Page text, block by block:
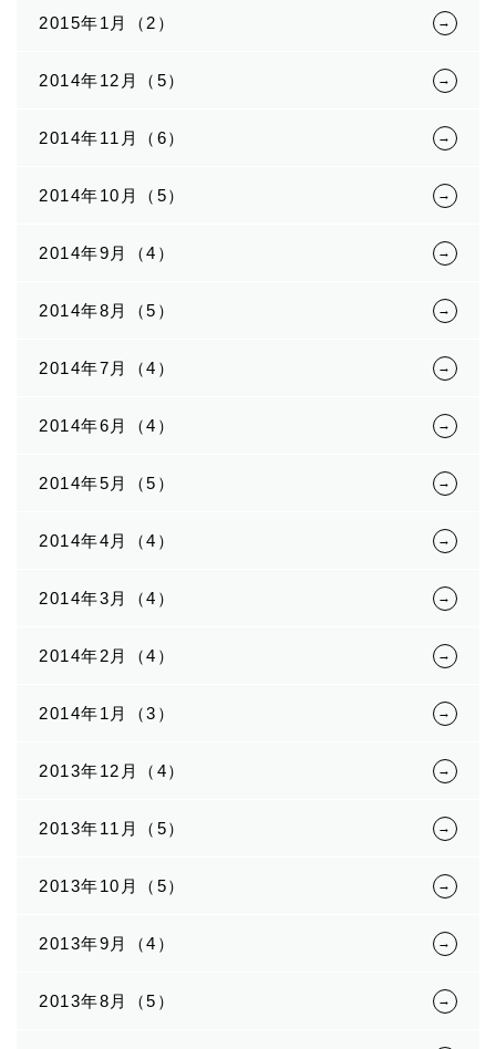
2015年1月（2）
2014年12月（5）
2014年11月（6）
2014年10月（5）
2014年9月（4）
2014年8月（5）
2014年7月（4）
2014年6月（4）
2014年5月（5）
2014年4月（4）
2014年3月（4）
2014年2月（4）
2014年1月（3）
2013年12月（4）
2013年11月（5）
2013年10月（5）
2013年9月（4）
2013年8月（5）